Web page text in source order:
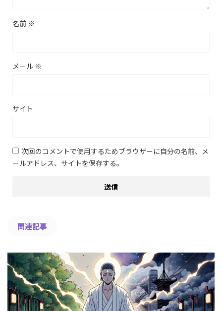
名前 ※
メール ※
サイト
次回のコメントで使用するためブラウザーに自分の名前、メ
ールアドレス、サイトを保存する。
関連記事